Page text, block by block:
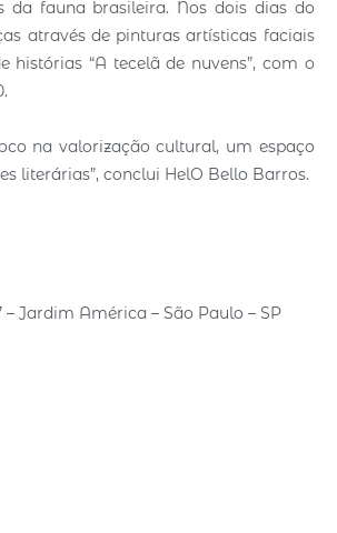
da fauna brasileira. Nos dois dias do
através de pinturas artísticas faciais
“A tecelã de nuvens”, com o
na valorização cultural, um espaço
literárias”, conclui HelO Bello Barros.
Jardim América – São Paulo – SP